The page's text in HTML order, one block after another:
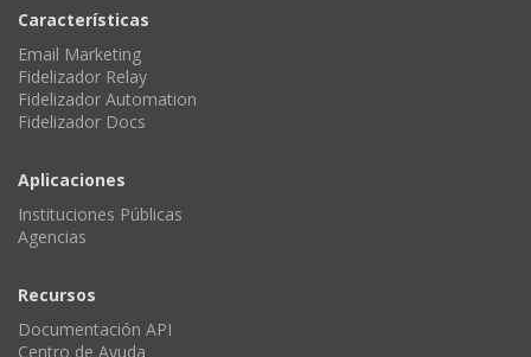
Características
Email Marketing
Fidelizador Relay
Fidelizador Automation
Fidelizador Docs
Aplicaciones
Instituciones Públicas
Agencias
Recursos
Documentación API
Centro de Ayuda